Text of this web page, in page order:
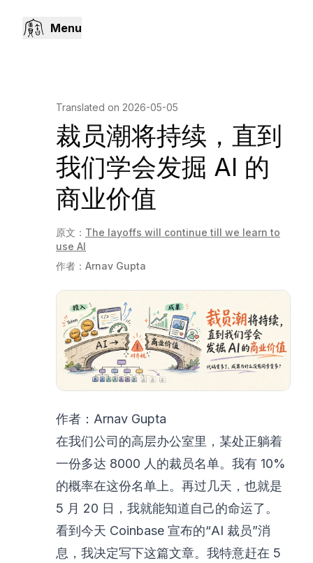
Menu
Translated on 2026-05-05
裁员潮将持续，直到
我们学会发掘 AI 的
商业价值
原文： The layoffs will continue till we learn to
use AI
作者： Arnav Gupta
作者：Arnav Gupta
在我们公司的高层办公室里，某处正躺着
一份多达 8000 人的裁员名单。我有 10%
的概率在这份名单上。再过几天，也就是
5 月 20 日，我就能知道自己的命运了。
看到今天 Coinbase 宣布的“AI 裁员”消
息，我决定写下这篇文章。我特意赶在 5